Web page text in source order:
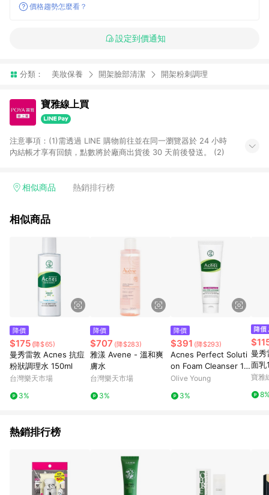
價格趨勢怎麼看？
設定到價通知
分類： 美妝保養 開架臉部清潔 開架粉刺調理
寶雅線上買
注意事項：(1)需透過 LINE 購物前往並在同一瀏覽器於 24 小時
內結帳才享有回饋，點數將於廠商出貨後 30 天前後發送。 (2)
相似商品 熱銷排行榜
相似商品
降價
$175 (降$65)
曼秀雷敦 Acnes 抗痘
粉狀調理水 150ml
台灣樂天市場
3%
降價
$707 (降$283)
雅漾 Avene - 溫和爽
膚水
台灣樂天市場
3%
降價
$391 (降$293)
Acnes Perfect Soluti
on Foam Cleanser 12
5ml
Olive Young
3%
曼
面乳
寶雅
熱銷排行榜